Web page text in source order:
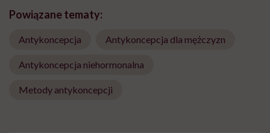
Powiązane tematy:
Antykoncepcja Antykoncepcja dla mężczyzn
Antykoncepcja niehormonalna
Metody antykoncepcji